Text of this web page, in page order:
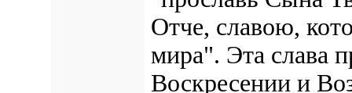
Отче, славою,
мира". Эта слава
Воскресении и